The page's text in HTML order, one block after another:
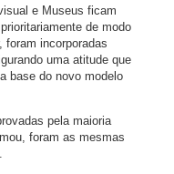
e Museus ficam
de modo
incorporadas
uma atitude que
base do novo modelo
pela maioria
foram as mesmas